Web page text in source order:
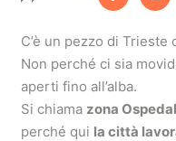
C’è un pezzo di Trieste
Non perché ci sia
aperti fino all’alba.
Si chiama zona
perché qui la città